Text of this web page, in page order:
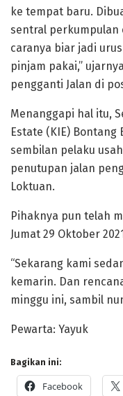
ke tempat baru.
sentral perkumpulan
caranya biar jadi
pinjam pakai,”
pengganti Jalan di
Menanggapi hal itu,
Estate (KIE) Bontang
sembilan pelaku
penutupan jalan
Loktuan.
Pihaknya pun telah
Jumat 29 Oktober
“Sekarang kami
kemarin. Dan
minggu ini, sambil
Pewarta: Yayuk
Bagikan ini:
Facebook